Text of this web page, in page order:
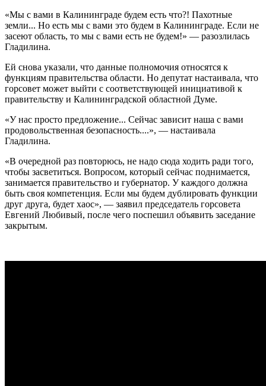
«Мы с вами в Калининграде будем есть что?! Пахотные
земли... Но есть мы с вами это будем в Калининграде. Если не
засеют область, то мы с вами есть не будем!» — разозлилась
Гладилина.
Ей снова указали, что данные полномочия относятся к
функциям правительства области. Но депутат настаивала, что
горсовет может выйти с соответствующей инициативой к
правительству и Калининградской областной Думе.
«У нас просто предложение... Сейчас зависит наша с вами
продовольственная безопасность....», — настаивала
Гладилина.
«В очередной раз повторюсь, не надо сюда ходить ради того,
чтобы засветиться. Вопросом, который сейчас поднимается,
занимается правительство и губернатор. У каждого должна
быть своя компетенция. Если мы будем дублировать функции
друг друга, будет хаос», — заявил председатель горсовета
Евгений Любивый, после чего поспешил объявить заседание
закрытым.